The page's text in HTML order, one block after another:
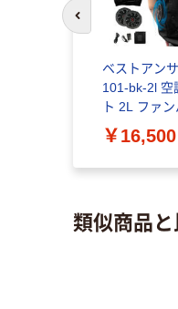
ベストアン
101-bk-2l 空
ト 2L ファ
付き 1セット
￥16,500
前のスライドへ
類似商品